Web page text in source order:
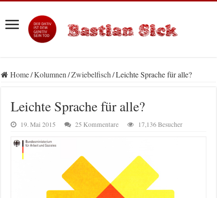
Home/Kolumnen/Zwiebelfisch/Leichte Sprache für alle?
Leichte Sprache für alle?
19. Mai 2015 25 Kommentare 17,136 Besucher